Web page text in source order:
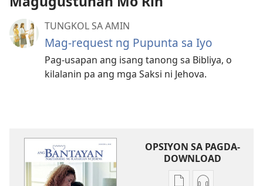
TUNGKOL SA AMIN
Mag-request ng Pupunta sa Iyo
Pag-usapan ang isang tanong sa Bibliya, o
kilalanin pa ang mga Saksi ni Jehova.
OPSIYON SA PAGDA-
DOWNLOAD